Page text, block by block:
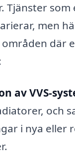
Tjänster som
men
där
av VVS-
och
i nya eller